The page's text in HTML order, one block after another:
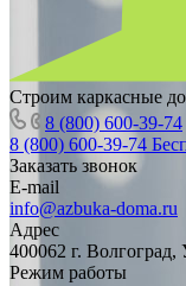
Строим каркасные
8 (800) 600-39-74
8 (800) 600-39-74
Заказать звонок
E-mail
info@azbuka-doma.ru
Адрес
400062 г.
Режим работы